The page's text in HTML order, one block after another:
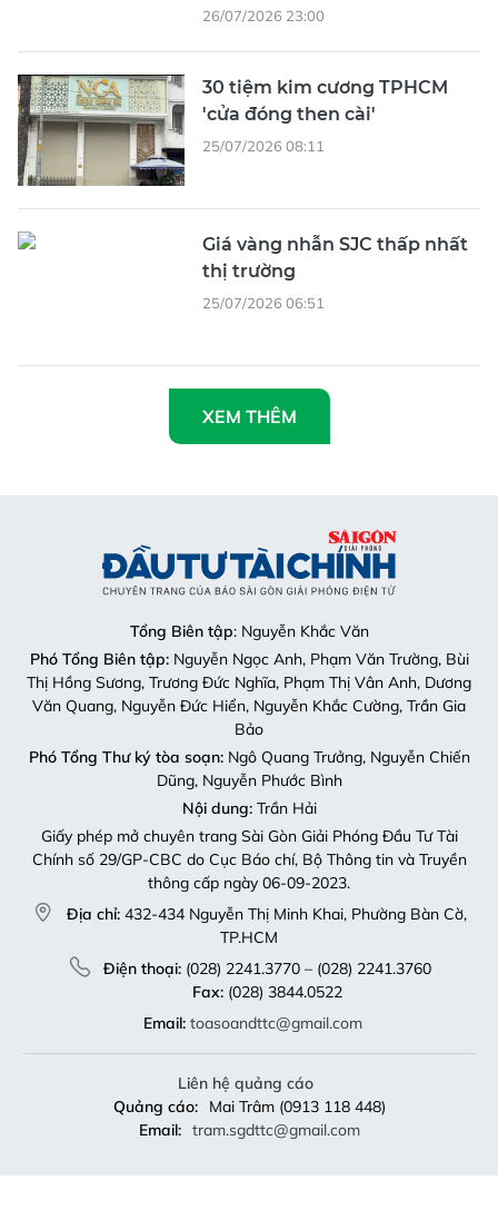
26/07/2026 23:00
30 tiệm kim cương TPHCM
'cửa đóng then cài'
25/07/2026 08:11
Giá vàng nhẫn SJC thấp nhất
thị trường
25/07/2026 06:51
XEM THÊM
Tổng Biên tập: Nguyễn Khắc Văn
Phó Tổng Biên tập:Nguyễn Ngọc Anh, Phạm Văn Trường, Bùi
Thị Hồng Sương, Trương Đức Nghĩa, Phạm Thị Vân Anh, Dương
Văn Quang, Nguyễn Đức Hiển, Nguyễn Khắc Cường, Trần Gia
Bảo
Phó Tổng Thư ký tòa soạn:Ngô Quang Trưởng, Nguyễn Chiến
Dũng, Nguyễn Phước Bình
Nội dung:Trần Hải
Giấy phép mở chuyên trang Sài Gòn Giải Phóng Đầu Tư Tài
Chính số 29/GP-CBC do Cục Báo chí, Bộ Thông tin và Truyền
thông cấp ngày 06-09-2023.
Địa chỉ: 432-434 Nguyễn Thị Minh Khai, Phường Bàn Cờ,
TP.HCM
Điện thoại:(028) 2241.3770 – (028) 2241.3760
Fax:(028) 3844.0522
Email: toasoandttc@gmail.com
Liên hệ quảng cáo
Quảng cáo:
Mai Trâm (0913 118 448)
Email: tram.sgdttc@gmail.com